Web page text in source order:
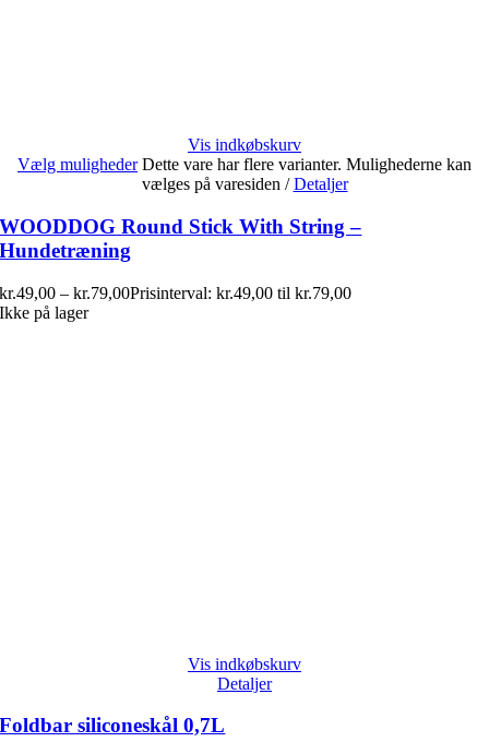
Vis indkøbskurv
Vælg muligheder Dette vare har flere varianter. Mulighederne kan
vælges på varesiden / Detaljer
WOODDOG Round Stick With String –
Hundetræning
kr.49,00 – kr.79,00Prisinterval: kr.49,00 til kr.79,00
Ikke på lager
Vis indkøbskurv
Detaljer
Foldbar siliconeskål 0,7L